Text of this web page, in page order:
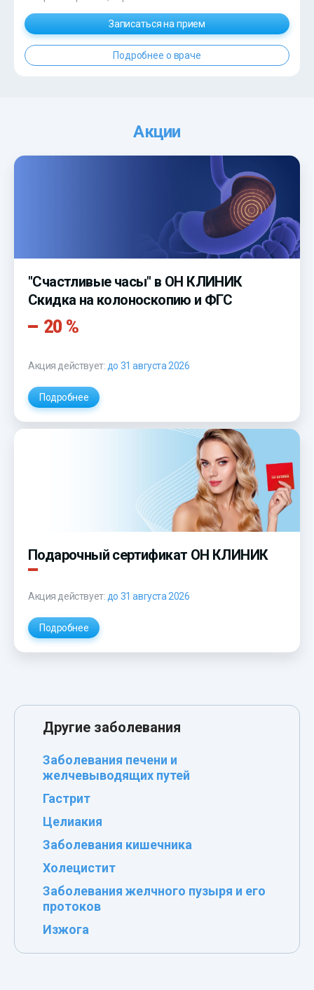
Записаться на прием
Подробнее о враче
Акции
"Счастливые часы" в ОН КЛИНИК
Скидка на колоноскопию и ФГС
20 %
Акция действует: до 31 августа 2026
Подробнее
Подарочный сертификат ОН КЛИНИК
Акция действует: до 31 августа 2026
Подробнее
Другие заболевания
Заболевания печени и
желчевыводящих путей
Гастрит
Целиакия
Заболевания кишечника
Холецистит
Заболевания желчного пузыря и его
протоков
Изжога